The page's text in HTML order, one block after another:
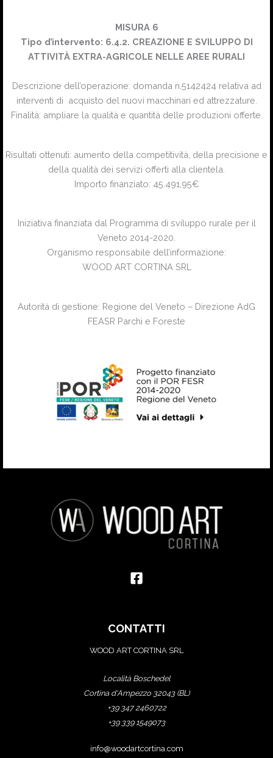
MISURA 6
Tipo d’intervento: 6.4.2. CREAZIONE E SVILUPPO DI
ATTIVITÀ EXTRA-AGRICOLE NELLE AREE RURALI
Descrizione dell’operazione: domanda n.5142424 relativa ad
interventi di acquisto del nuovi macchinari ed attrezzature.
Finalità: ampliare la qualità e quantità delle produzioni offerte.
Risultati ottenuti: aumento della competitività, della precisione e
della qualità dei servizi offerti alla clientela.
Importo finanziato: 45.491,95€
Iniziativa finanziata dal Programma di sviluppo rurale per il
Veneto 2014-2020.
Organismo responsabile dell’informazione:
WOOD ART CORTINA SRL
Autorità di gestione: Regione del Veneto – Direzione AdG
FEASR Parchi e Foreste
CONTATTI
WOOD ART CORTINA SRL
Località Boschedel
Cortina d'Ampezzo 32043 (BL)
+39 347 2460722
+39 339 1549073
info@woodartcortina.com